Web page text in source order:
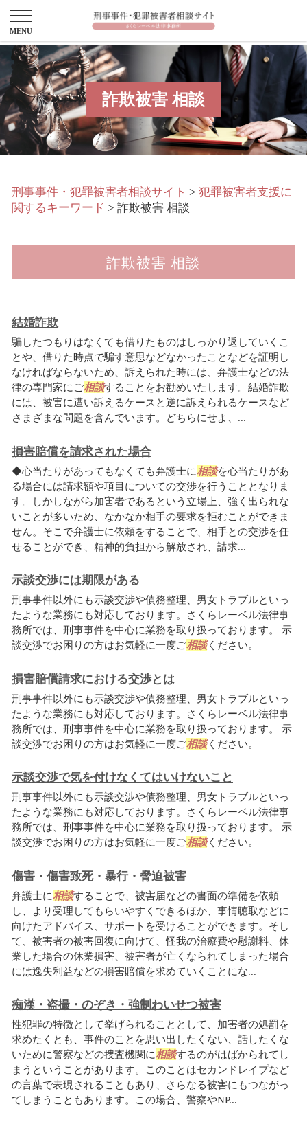
詐欺被害 相談
刑事事件・犯罪被害者相談サイト > 犯罪被害者支援に
関するキーワード > 詐欺被害 相談
詐欺被害 相談
結婚詐欺
騙したつもりはなくても借りたものはしっかり返していくこ
とや、借りた時点で騙す意思などなかったことなどを証明し
なければならないため、訴えられた時には、弁護士などの法
律の専門家にご相談することをお勧めいたします。結婚詐欺
には、被害に遭い訴えるケースと逆に訴えられるケースなど
さまざまな問題を含んでいます。どちらにせよ、...
損害賠償を請求された場合
◆心当たりがあってもなくても弁護士に相談を心当たりがあ
る場合には請求額や項目についての交渉を行うこととなりま
す。しかしながら加害者であるという立場上、強く出られな
いことが多いため、なかなか相手の要求を拒むことができま
せん。そこで弁護士に依頼をすることで、相手との交渉を任
せることができ、精神的負担から解放され、請求...
示談交渉には期限がある
刑事事件以外にも示談交渉や債務整理、男女トラブルといっ
たような業務にも対応しております。さくらレーベル法律事
務所では、刑事事件を中心に業務を取り扱っております。 示
談交渉でお困りの方はお気軽に一度ご相談ください。
損害賠償請求における交渉とは
刑事事件以外にも示談交渉や債務整理、男女トラブルといっ
たような業務にも対応しております。さくらレーベル法律事
務所では、刑事事件を中心に業務を取り扱っております。 示
談交渉でお困りの方はお気軽に一度ご相談ください。
示談交渉で気を付けなくてはいけないこと
刑事事件以外にも示談交渉や債務整理、男女トラブルといっ
たような業務にも対応しております。さくらレーベル法律事
務所では、刑事事件を中心に業務を取り扱っております。 示
談交渉でお困りの方はお気軽に一度ご相談ください。
傷害・傷害致死・暴行・脅迫被害
弁護士に相談することで、被害届などの書面の準備を依頼
し、より受理してもらいやすくできるほか、事情聴取などに
向けたアドバイス、サポートを受けることができます。そし
て、被害者の被害回復に向けて、怪我の治療費や慰謝料、休
業した場合の休業損害、被害者が亡くなられてしまった場合
には逸失利益などの損害賠償を求めていくことにな...
痴漢・盗撮・のぞき・強制わいせつ被害
性犯罪の特徴として挙げられることとして、加害者の処罰を
求めたくとも、事件のことを思い出したくない、話したくな
いために警察などの捜査機関に相談するのがはばかられてし
まうということがあります。このことはセカンドレイプなど
の言葉で表現されることもあり、さらなる被害にもつながっ
てしまうこともあります。この場合、警察やNP...